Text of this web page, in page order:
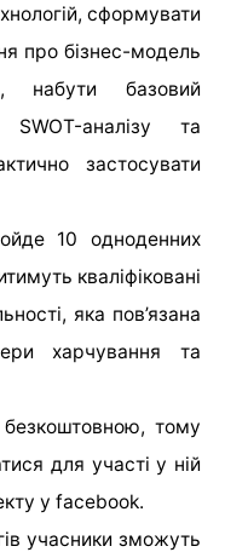
сформувати
про бізнес-модель
набути базовий
SWOT-аналізу та
застосувати
10 одноденних
кваліфіковані
яка пов’язана
харчування та
тому
для участі у ній
у facebook.
учасники зможуть